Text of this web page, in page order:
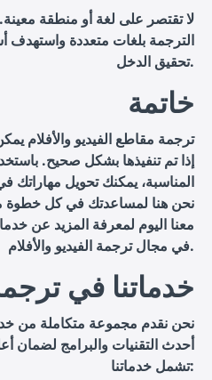
لا تقتصر على لغة أو منطقة
الترجمة بلغات متعددة واستهدف
تحقيق الدخل.
خاتمة
ترجمة مقاطع الفيديو والأفلام
إذا تم تنفيذها بشكل صحيح.
المناسبة، يمكنك تحويل
نحن هنا لمساعدتك في كل
معنا اليوم لمعرفة المزيد عن
في مجال ترجمة الفيديو والأفلام.
خدماتنا في
نحن نقدم مجموعة متكاملة من
أحدث التقنيات والبرامج لضمان
تشمل خدماتنا: